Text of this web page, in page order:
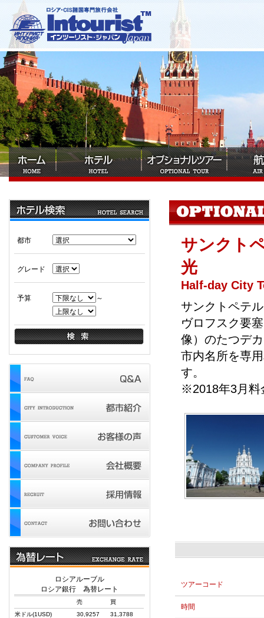
サンクト
光
Half-day City
サンクトペテ
ヴロフスク要
像）のたつデ
市内名所を専
す。
※2018年3月料
ツアーコード
時間
都市
グレード
予算 ～
ロシアルーブル
ロシア銀行 為替レート
売
買
米ドル(1USD)
30,9257
31,3788